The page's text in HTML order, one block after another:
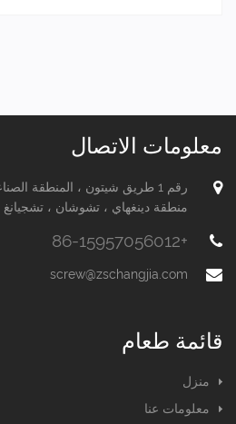
معلومات الاتصال
رقم 1 طريق شيتون ، المنطقة
منطقة دينغهاي ، تشوشان ، تشجيانغ
+86-15957056012
screw@zschangjia.com
قائمة طعام
منزل
معلومات عنا